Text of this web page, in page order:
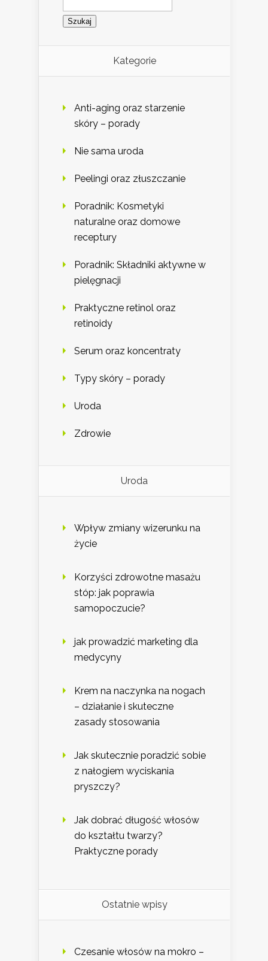
Kategorie
Anti-aging oraz starzenie
skóry – porady
Nie sama uroda
Peelingi oraz złuszczanie
Poradnik: Kosmetyki
naturalne oraz domowe
receptury
Poradnik: Składniki aktywne w
pielęgnacji
Praktyczne retinol oraz
retinoidy
Serum oraz koncentraty
Typy skóry – porady
Uroda
Zdrowie
Uroda
Wpływ zmiany wizerunku na
życie
Korzyści zdrowotne masażu
stóp: jak poprawia
samopoczucie?
jak prowadzić marketing dla
medycyny
Krem na naczynka na nogach
– działanie i skuteczne
zasady stosowania
Jak skutecznie poradzić sobie
z nałogiem wyciskania
pryszczy?
Jak dobrać długość włosów
do kształtu twarzy?
Praktyczne porady
Ostatnie wpisy
Czesanie włosów na mokro –